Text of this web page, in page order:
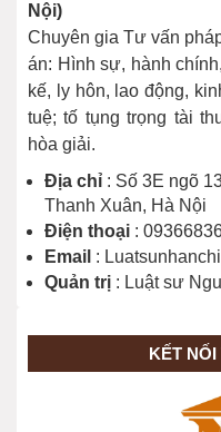
Nội)
Chuyên gia Tư vấn
án: Hình sự, hành
kế, ly hôn, lao động,
tuệ; tố tụng trọng tài
hòa giải.
Địa chỉ : Số 3E ngõ
Thanh Xuân, Hà Nội
Điện thoại :
Email :
Quản trị : Luật sư
KẾT